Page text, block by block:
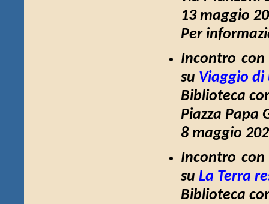
13 maggio
Per
Incontro
su Viaggio di
Biblioteca
Piazza Papa
8 maggio
Incontro
su La Terra
Biblioteca